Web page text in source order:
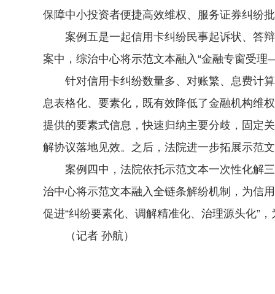
保障中小投资者便捷高效维权、服务证券纠纷
案例五是一起信用卡纠纷民事起诉状、答辩
案中，综治中心将示范文本融入“金融专窗受
针对信用卡纠纷数量多、对账繁、息费计算
息表格化、要素化，既有效降低了金融机构维
提供的要素式信息，快速归纳主要分歧，固定
解协议落地见效。之后，法院进一步拓展示范
案例四中，法院依托示范文本一次性化解三
治中心将示范文本融入全链条解纷机制，为信
促进“纠纷要素化、调解精准化、治理源头化”
（记者 孙航）